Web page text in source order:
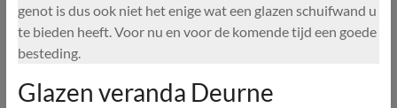
genot is dus ook niet het enige wat een glazen schuifwand u
te bieden heeft. Voor nu en voor de komende tijd een goede
besteding.
Glazen veranda Deurne